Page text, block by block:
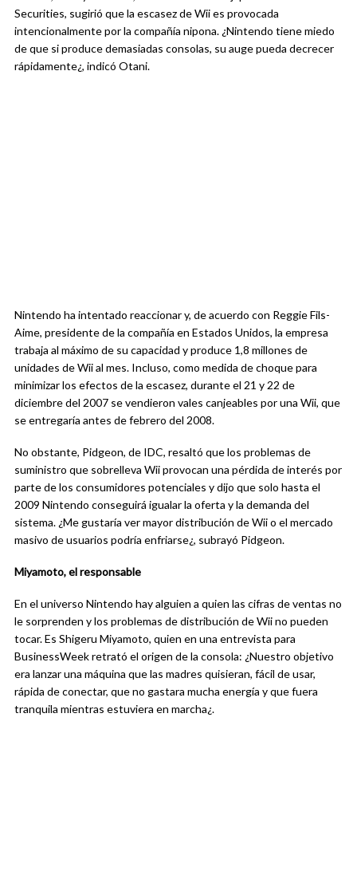
Securities, sugirió que la escasez de Wii es provocada
intencionalmente por la compañía nipona. ¿Nintendo tiene miedo
de que si produce demasiadas consolas, su auge pueda decrecer
rápidamente¿, indicó Otani.
Nintendo ha intentado reaccionar y, de acuerdo con Reggie Fils-
Aime, presidente de la compañía en Estados Unidos, la empresa
trabaja al máximo de su capacidad y produce 1,8 millones de
unidades de Wii al mes. Incluso, como medida de choque para
minimizar los efectos de la escasez, durante el 21 y 22 de
diciembre del 2007 se vendieron vales canjeables por una Wii, que
se entregaría antes de febrero del 2008.
No obstante, Pidgeon, de IDC, resaltó que los problemas de
suministro que sobrelleva Wii provocan una pérdida de interés por
parte de los consumidores potenciales y dijo que solo hasta el
2009 Nintendo conseguirá igualar la oferta y la demanda del
sistema. ¿Me gustaría ver mayor distribución de Wii o el mercado
masivo de usuarios podría enfriarse¿, subrayó Pidgeon.
Miyamoto, el responsable
En el universo Nintendo hay alguien a quien las cifras de ventas no
le sorprenden y los problemas de distribución de Wii no pueden
tocar. Es Shigeru Miyamoto, quien en una entrevista para
BusinessWeek retrató el origen de la consola: ¿Nuestro objetivo
era lanzar una máquina que las madres quisieran, fácil de usar,
rápida de conectar, que no gastara mucha energía y que fuera
tranquila mientras estuviera en marcha¿.